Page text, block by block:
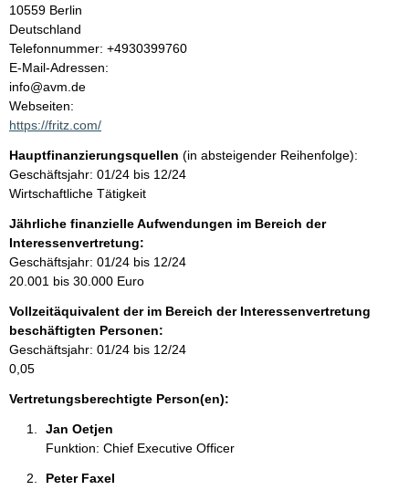
a
l
t
10559 Berlin
Deutschland
K
o
n
t
a
t
i
n
f
o
r
m
t
i
o
n
e
Telefonnummer: +4930399760
E-Mail-Adressen:
info@avm.de
Webseiten:
https://fritz.com/
Hauptfinanzierungsquellen (in absteigender Reihenfolge):
Geschäftsjahr: 01/24 bis 12/24
Wirtschaftliche Tätigkeit
Jährliche finanzielle Aufwendungen im Bereich der
Interessenvertretung:
Geschäftsjahr: 01/24 bis 12/24
20.001 bis 30.000 Euro
Vollzeitäquivalent der im Bereich der Interessenvertretung
beschäftigten Personen:
Geschäftsjahr: 01/24 bis 12/24
0,05
Vertretungsberechtigte Person(en):
Jan Oetjen
Funktion: Chief Executive Officer
Peter Faxel